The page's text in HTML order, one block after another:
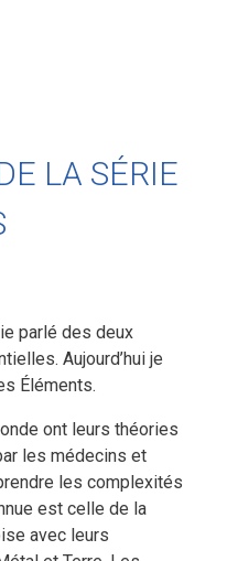
LA SÉRIE
parlé des deux
Aujourd’hui je
Éléments.
ont leurs théories
les médecins et
les complexités
est celle de la
avec leurs